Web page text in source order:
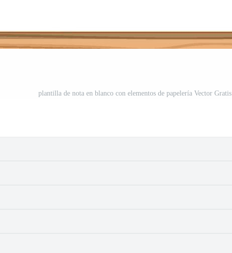
plantilla de nota en blanco con elementos de papelería Vector Gratis